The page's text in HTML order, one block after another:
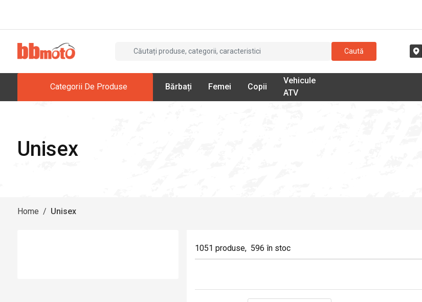
Caută
Categorii De Produse Bărbați Femei Copii
Vehicule
ATV
Unisex
Home / Unisex
1051 produse, 596 în stoc